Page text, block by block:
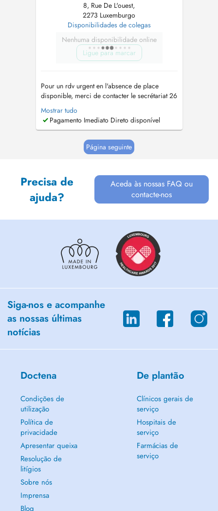
8, Rue De L'ouest,
2273 Luxemburgo
Disponibilidades de colegas
Nenhuma disponibilidade online
Ligue para marcar
Pour un rdv urgent en l'absence de place
disponible, merci de contacter le secrétariat 26
31 60 ou
drvanderzwalmen@pt.lu
décommandé 24h à l'avance sans raison
valable sera facturé au patient. Pour toute
d'honoraire convenance personnelle sera
Mostrar tudo
Pagamento Imediato Direto disponível
Página seguinte
Precisa de
ajuda?
Aceda às nossas FAQ ou
contacte-nos
Siga-nos e acompanhe
as nossas últimas
notícias
Doctena
Condições de
utilização
Política de
privacidade
Apresentar queixa
Resolução de
litígios
Sobre nós
Imprensa
Blog
De plantão
Clínicos gerais de
serviço
Hospitais de
serviço
Farmácias de
serviço